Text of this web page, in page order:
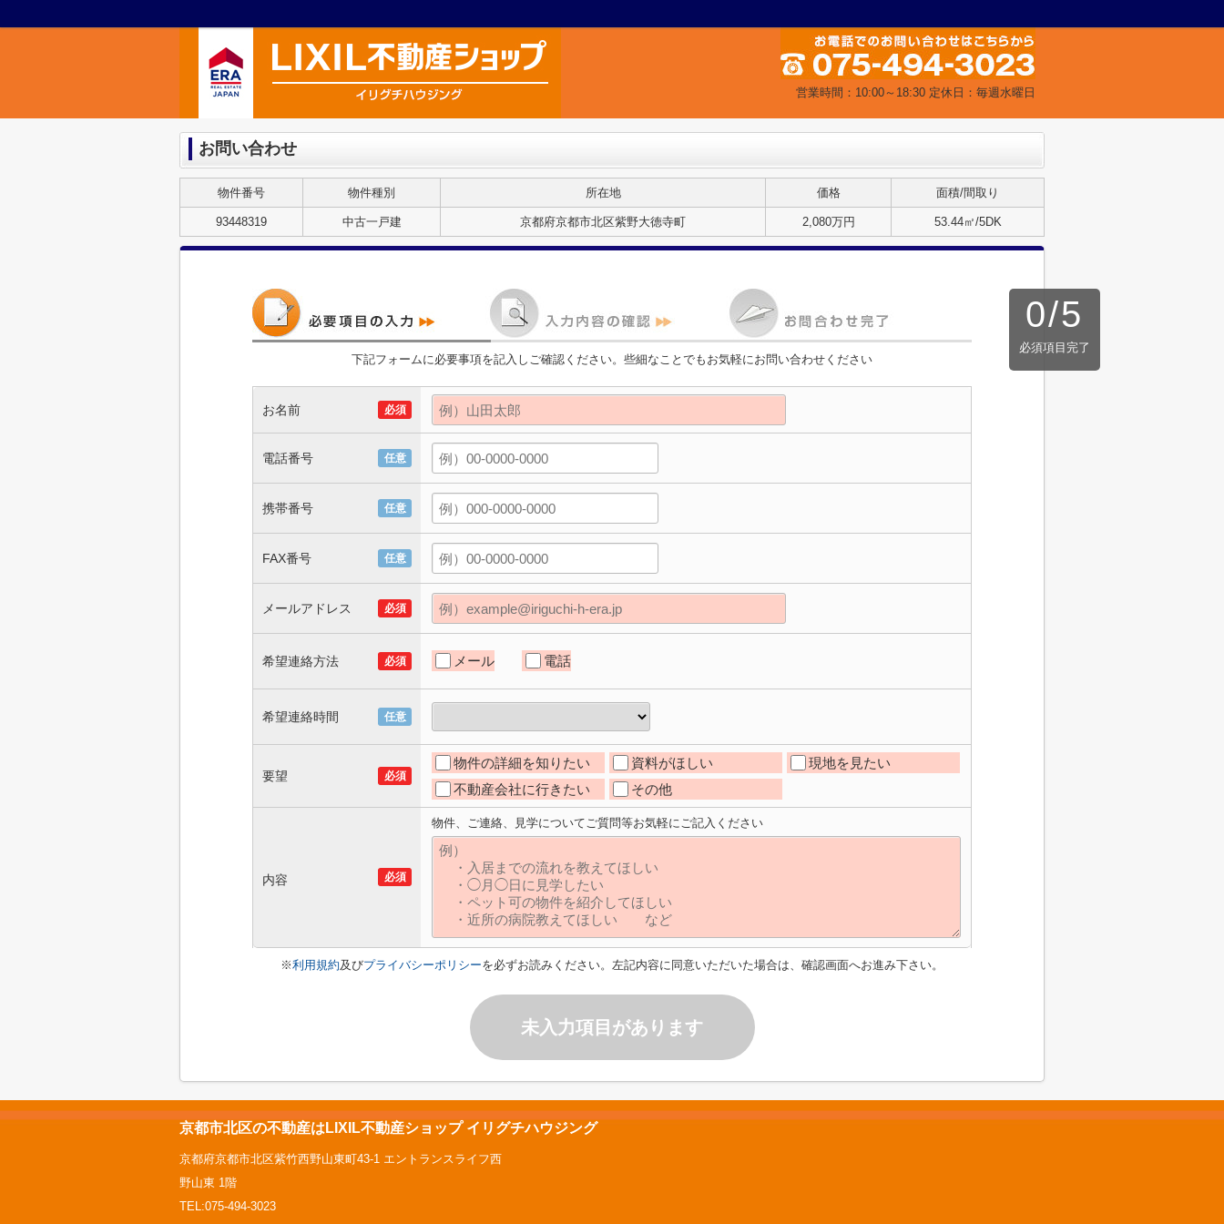
営業時間：10:00～18:30 定休日：毎週水曜日
お問い合わせ
物件番号 物件種別 所在地 価格 面積/間取り
93448319 中古一戸建 京都府京都市北区紫野大徳寺町 2,080万円 53.44㎡/5DK
0/5
必須項目完了
下記フォームに必要事項を記入しご確認ください。些細なことでもお気軽にお問い合わせください
お名前 必須
電話番号 任意
携帯番号 任意
FAX番号 任意
メールアドレス 必須
希望連絡方法 必須 メール 電話
希望連絡時間 任意
要望 必須
物件の詳細を知りたい 資料がほしい
現地を見たい
不動産会社に行きたい
その他
内容 必須
物件、ご連絡、見学についてご質問等お気軽にご記入ください
※利用規約及びプライバシーポリシーを必ずお読みください。左記内容に同意いただいた場合は、確認画面へお進み下さい。
未入力項目があります
京都市北区の不動産はLIXIL不動産ショップ イリグチハウジング
京都府京都市北区紫竹西野山東町43-1 エントランスライフ西
野山東 1階
TEL:075-494-3023